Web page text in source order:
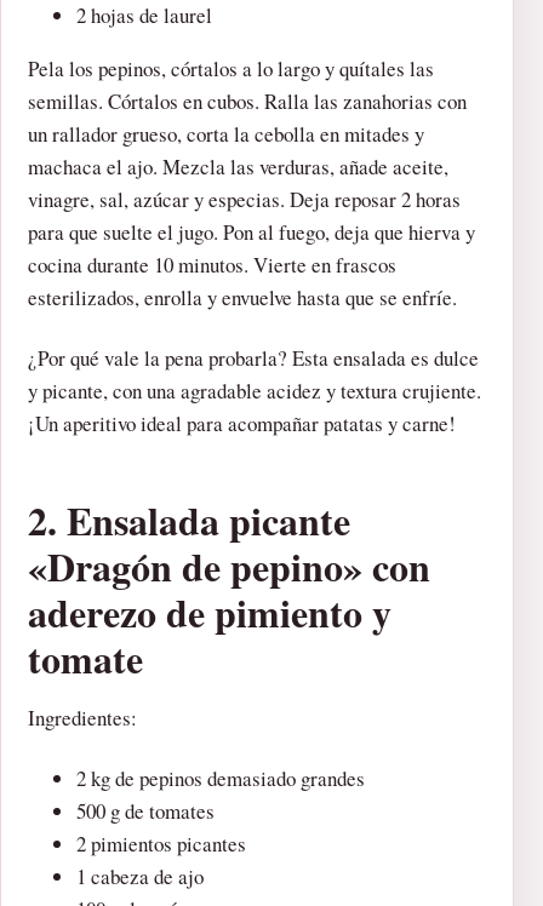
2 hojas de laurel
Pela los pepinos, córtalos a lo largo y quítales las
semillas. Córtalos en cubos. Ralla las zanahorias con
un rallador grueso, corta la cebolla en mitades y
machaca el ajo. Mezcla las verduras, añade aceite,
vinagre, sal, azúcar y especias. Deja reposar 2 horas
para que suelte el jugo. Pon al fuego, deja que hierva y
cocina durante 10 minutos. Vierte en frascos
esterilizados, enrolla y envuelve hasta que se enfríe.
¿Por qué vale la pena probarla? Esta ensalada es dulce
y picante, con una agradable acidez y textura crujiente.
¡Un aperitivo ideal para acompañar patatas y carne!
2. Ensalada picante
«Dragón de pepino» con
aderezo de pimiento y
tomate
Ingredientes:
2 kg de pepinos demasiado grandes
500 g de tomates
2 pimientos picantes
1 cabeza de ajo